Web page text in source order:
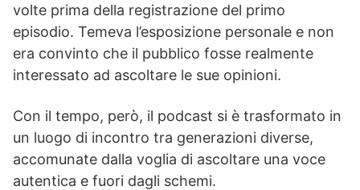
volte prima della registrazione del primo
episodio. Temeva l’esposizione personale e non
era convinto che il pubblico fosse realmente
interessato ad ascoltare le sue opinioni.
Con il tempo, però, il podcast si è trasformato in
un luogo di incontro tra generazioni diverse,
accomunate dalla voglia di ascoltare una voce
autentica e fuori dagli schemi.